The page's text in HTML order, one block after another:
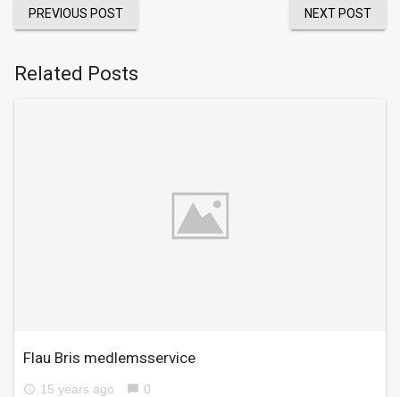
PREVIOUS POST NEXT POST
Related Posts
Flau Bris medlemsservice
access_time 15 years ago chat_bubble 0